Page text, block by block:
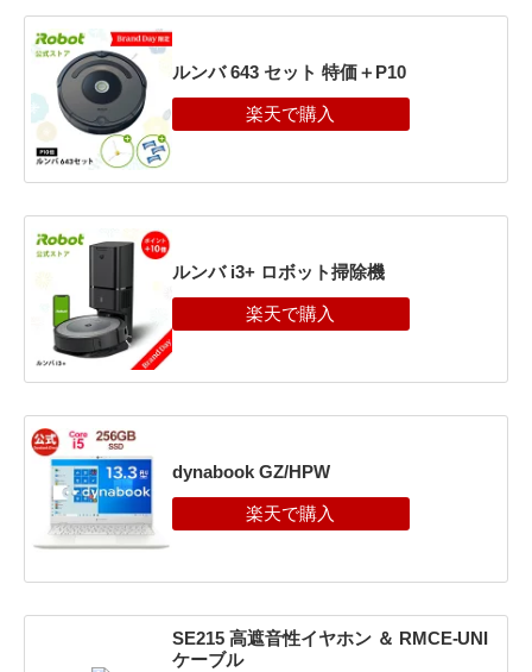
ルンバ 643 セット 特価＋P10
ルンバ i3+ ロボット掃除機
dynabook GZ/HPW
SE215 高遮音性イヤホン ＆ RMCE-UNI
ケーブル